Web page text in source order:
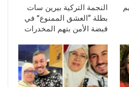
النجمة التركية بيرين سات
بطلة “العشق الممنوع” في
قبضة الأمن بتهم المخدرات